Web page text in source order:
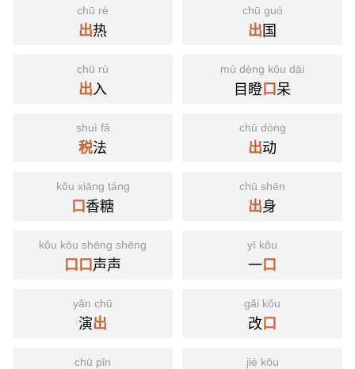
chū rè
出热
chū guó
出国
chū rù
出入
mù dèng kǒu dāi
目瞪口呆
shuì fǎ
税法
chū dòng
出动
kǒu xiāng táng
口香糖
chū shēn
出身
kǒu kǒu shēng shēng
口口声声
yī kǒu
一口
yǎn chū
演出
gǎi kǒu
改口
chū pǐn jiè kǒu